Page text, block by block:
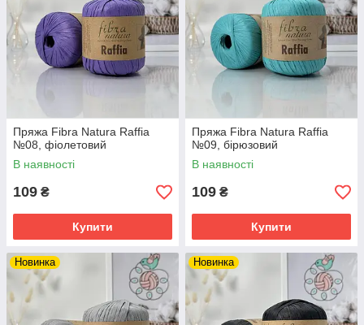
Пряжа Fibra Natura Raffia
№08, фіолетовий
В наявності
109 ₴
Купити
Пряжа Fibra Natura Raffia
№09, бірюзовий
В наявності
109 ₴
Купити
Новинка Новинка